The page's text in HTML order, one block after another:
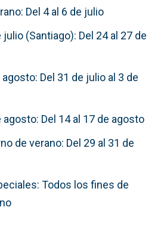
Del 4 al 6 de julio
(Santiago): Del 24 al 27 de
Del 31 de julio al 3 de
agosto: Del 14 al 17 de agosto
de verano: Del 29 al 31 de
Todos los fines de